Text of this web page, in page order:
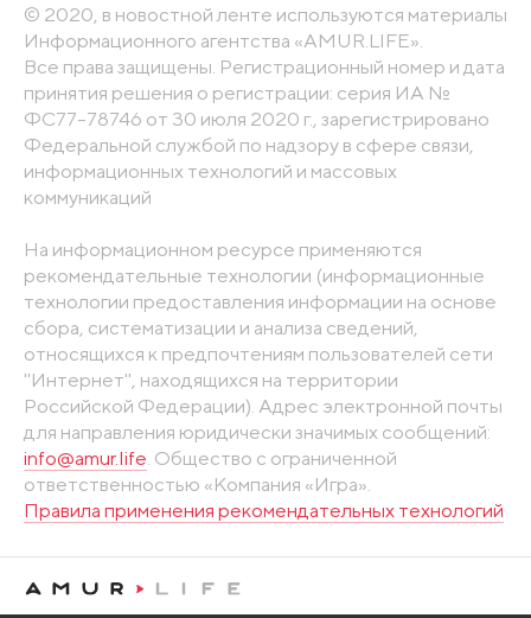
© 2020, в новостной ленте используются материалы
Информационного агентства «AMUR.LIFE».
Все права защищены. Регистрационный номер и дата
принятия решения о регистрации: серия ИА №
ФС77-78746 от 30 июля 2020 г., зарегистрировано
Федеральной службой по надзору в сфере связи,
информационных технологий и массовых
коммуникаций
На информационном ресурсе применяются
рекомендательные технологии (информационные
технологии предоставления информации на основе
сбора, систематизации и анализа сведений,
относящихся к предпочтениям пользователей сети
"Интернет", находящихся на территории
Российской Федерации). Адрес электронной почты
для направления юридически значимых сообщений:
info@amur.life . Общество с ограниченной
ответственностью «Компания «Игра».
Правила применения рекомендательных технологий